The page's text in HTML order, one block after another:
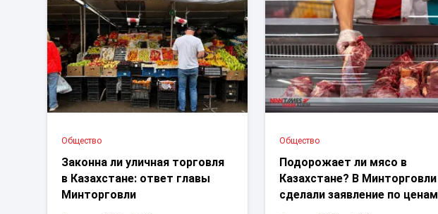
Общество
Законна ли уличная торговля
в Казахстане: ответ главы
Минторговли
Общество
Подорожает ли мясо в
Казахстане? В Минторговли
сделали заявление по ценам